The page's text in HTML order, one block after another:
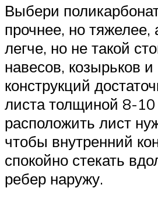
Выбери
прочнее, но тяжелее,
легче, но не такой
навесов, козырьков
конструкций
листа толщиной 8-
расположить лист
чтобы внутренний
спокойно стекать
ребер наружу.